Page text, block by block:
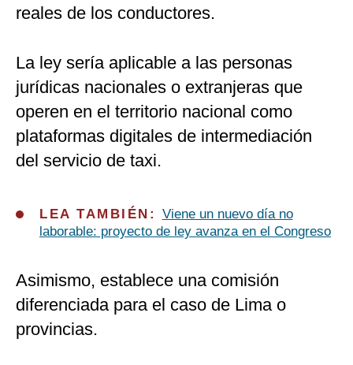
reales de los conductores.
La ley sería aplicable a las personas
jurídicas nacionales o extranjeras que
operen en el territorio nacional como
plataformas digitales de intermediación
del servicio de taxi.
LEA TAMBIÉN: Viene un nuevo día no
laborable: proyecto de ley avanza en el Congreso
Asimismo, establece una comisión
diferenciada para el caso de Lima o
provincias.